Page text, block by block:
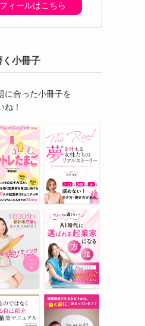
ィールはこちら
く小冊子
に合った小冊子を
ね！